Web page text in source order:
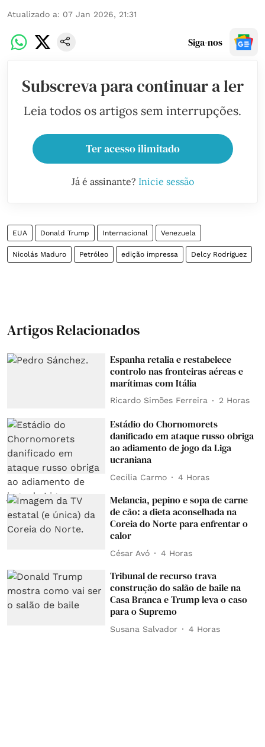
Atualizado a: 07 Jan 2026, 21:31
Siga-nos
Subscreva para continuar a ler
Leia todos os artigos sem interrupções.
Ter acesso ilimitado
Já é assinante? Inicie sessão
EUA Donald Trump Internacional Venezuela
Nicolás Maduro Petróleo edição impressa Delcy Rodríguez
Artigos Relacionados
Espanha retalia e restabelece
controlo nas fronteiras aéreas e
marítimas com Itália
Ricardo Simões Ferreira 2 Horas
Estádio do Chornomorets
danificado em ataque russo obriga
ao adiamento de jogo da Liga
ucraniana
Cecília Carmo 4 Horas
Melancia, pepino e sopa de carne
de cão: a dieta aconselhada na
Coreia do Norte para enfrentar o
calor
César Avó 4 Horas
Tribunal de recurso trava
construção do salão de baile na
Casa Branca e Trump leva o caso
para o Supremo
Susana Salvador 4 Horas